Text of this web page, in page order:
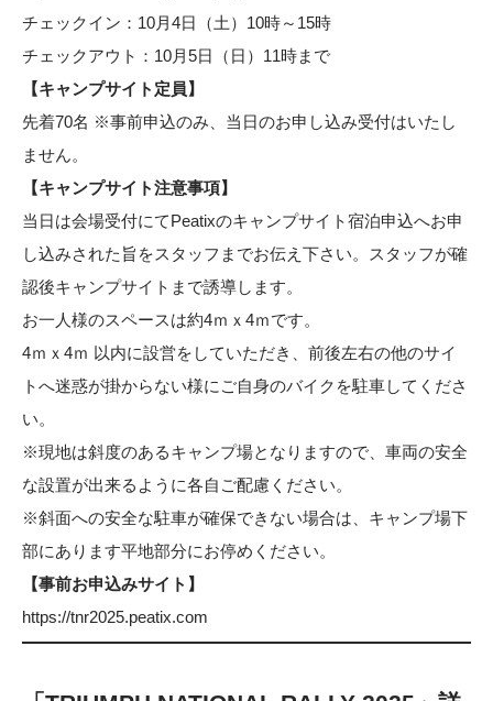
チェックイン：10月4日（土）10時～15時
チェックアウト：10月5日（日）11時まで
【キャンプサイト定員】
先着70名 ※事前申込のみ、当日のお申し込み受付はいたし
ません。
【キャンプサイト注意事項】
当日は会場受付にてPeatixのキャンプサイト宿泊申込へお申
し込みされた旨をスタッフまでお伝え下さい。スタッフが確
認後キャンプサイトまで誘導します。
お一人様のスペースは約4ｍｘ4ｍです。
4ｍｘ4ｍ 以内に設営をしていただき、前後左右の他のサイ
トへ迷惑が掛からない様にご自身のバイクを駐車してくださ
い。
※現地は斜度のあるキャンプ場となりますので、車両の安全
な設置が出来るように各自ご配慮ください。
※斜面への安全な駐車が確保できない場合は、キャンプ場下
部にあります平地部分にお停めください。
【事前お申込みサイト】
https://tnr2025.peatix.com